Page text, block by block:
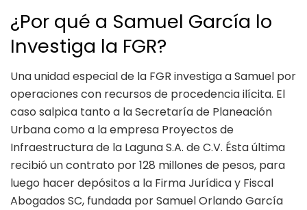
¿Por qué a Samuel García lo
Investiga la FGR?
Una unidad especial de la FGR investiga a Samuel por
operaciones con recursos de procedencia ilícita. El
caso salpica tanto a la Secretaría de Planeación
Urbana como a la empresa Proyectos de
Infraestructura de la Laguna S.A. de C.V. Ésta última
recibió un contrato por 128 millones de pesos, para
luego hacer depósitos a la Firma Jurídica y Fiscal
Abogados SC, fundada por Samuel Orlando García